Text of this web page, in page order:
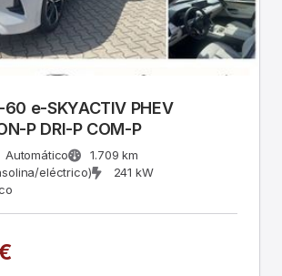
e-SKYACTIV PHEV
P DRI-P COM-P
Automático
1.709 km
eléctrico)
241 kW